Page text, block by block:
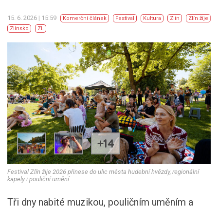
15. 6. 2026 | 15:59 Komerční článek Festival Kultura Zlín
Zlín žije
Zlínsko
ZL
+14
Festival Zlín žije 2026 přinese do ulic města hudební hvězdy, regionální
kapely i pouliční umění
Tři dny nabité muzikou, pouličním uměním a